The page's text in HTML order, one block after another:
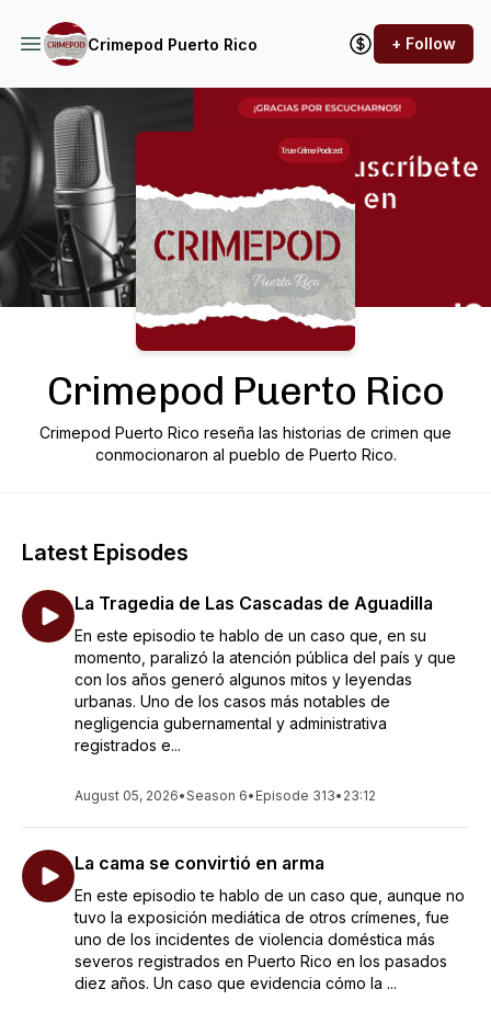
Crimepod Puerto Rico + Follow
Podcast Background Image
Crimepod Puerto Rico
Crimepod Puerto Rico reseña las historias de crimen que
conmocionaron al pueblo de Puerto Rico.
Latest Episodes
La Tragedia de Las Cascadas de Aguadilla
En este episodio te hablo de un caso que, en su
momento, paralizó la atención pública del país y que
con los años generó algunos mitos y leyendas
urbanas. Uno de los casos más notables de
negligencia gubernamental y administrativa
registrados e...
August 05, 2026•Season 6• Episode 313• 23:12
La cama se convirtió en arma
En este episodio te hablo de un caso que, aunque no
tuvo la exposición mediática de otros crímenes, fue
uno de los incidentes de violencia doméstica más
severos registrados en Puerto Rico en los pasados
diez años. Un caso que evidencia cómo la ...